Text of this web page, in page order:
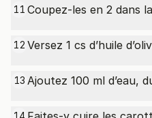
11 Coupez-les en 2 dans
12 Versez 1 cs d’huile
13 Ajoutez 100 ml d’eau,
14